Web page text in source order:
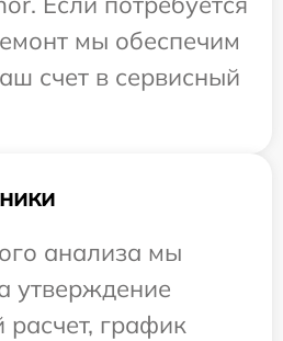
мы обеспечим
счет в сервисный
анализа мы
утверждение
график